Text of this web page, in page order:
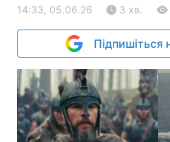
14:33, 05.06.26 3 хв.
Підпишіться